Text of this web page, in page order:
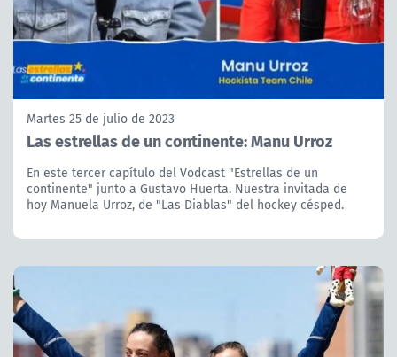
Martes 25 de julio de 2023
Las estrellas de un continente: Manu Urroz
En este tercer capítulo del Vodcast "Estrellas de un
continente" junto a Gustavo Huerta. Nuestra invitada de
hoy Manuela Urroz, de "Las Diablas" del hockey césped.